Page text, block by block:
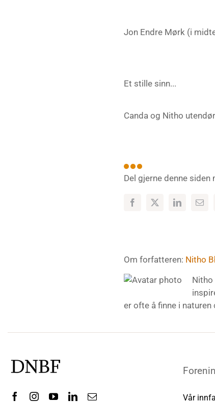
Jon Endre Mørk (i
Et stille sinn...
Canda og Nitho
Del gjerne denne siden
Om forfatteren: Nitho
Nitho
er ofte å finne i naturen
Vår